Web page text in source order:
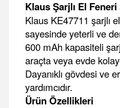
Klaus Şarjlı El
Klaus KE47711 şarjlı
sayesinde yeterli ve
600 mAh kapasiteli
araçta veya evde
Dayanıklı gövdesi ve
yardımcıdır.
Ürün Özellikleri